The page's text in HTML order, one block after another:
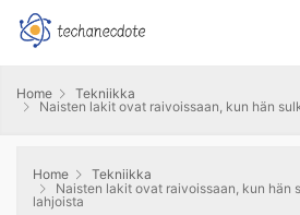
Home
Tekniikka
Naisten lakit ovat raivoissaan, kun hän
Home
Tekniikka
Naisten lakit ovat raivoissaan, kun hän
lahjoista